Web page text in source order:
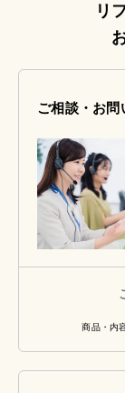
リ
ご相談・お問
商品・内